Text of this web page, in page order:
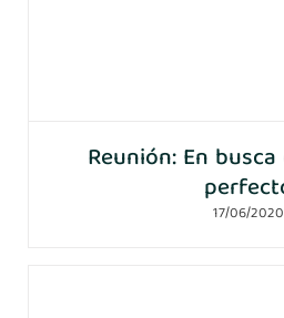
Reunión: En
17/06/2020